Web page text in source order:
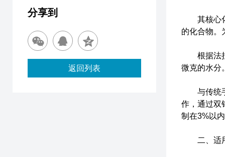
其核心化
的化合物。
根据法拉
微克的水分
与传统手
作，通过双
制在3%以
二、适用
分享到
返回列表